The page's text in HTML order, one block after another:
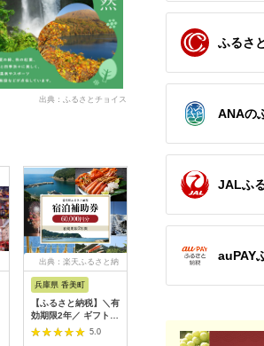
出典：ふるさとチョイス
出典：楽天ふるさと納
兵庫県 香美町
【ふるさと納税】＼有
効期限2年／ ギフトに
も使える 宿泊補助券
60,000円分 宿泊助成
5.0
出典：楽天ふるさと納
栃木県 日光市
券 クーポン券 お食事
5.0
ふるさ
ANAの
JALふ
auPAY